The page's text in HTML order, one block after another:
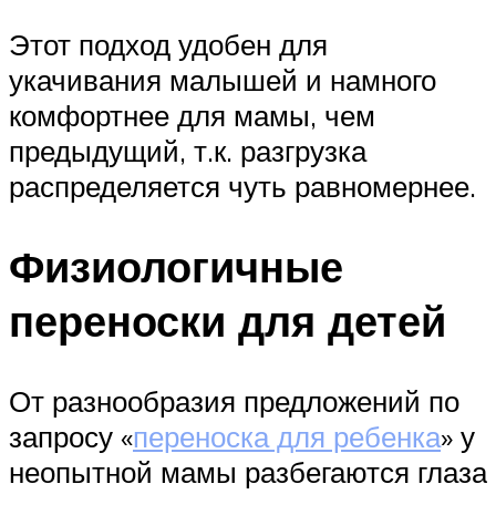
Этот подход удобен для
укачивания малышей и намного
комфортнее для мамы, чем
предыдущий, т.к. разгрузка
распределяется чуть равномернее.
Физиологичные
переноски для детей
От разнообразия предложений по
запросу «переноска для ребенка» у
неопытной мамы разбегаются глаза